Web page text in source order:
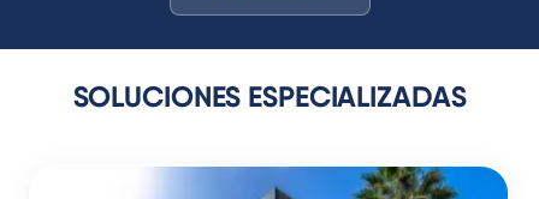
SOLUCIONES ESPECIALIZADAS